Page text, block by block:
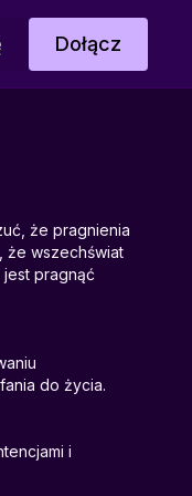
Dołącz
że pragnienia
że wszechświat
pragnąć
do życia.
i